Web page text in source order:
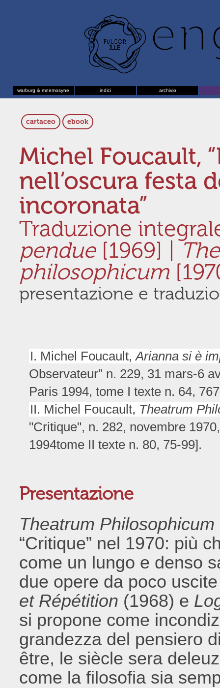
warburg & mnemosyne indici archivio
cartaceo ebook
Michel Foucault,
nell‘oscura festa
incoronata”
Traduzione
pendue[1969] |
philosophicum
presentazione e
I. Michel Foucault,Arianna si è
Observateur” n. 229, 31 mars-6
Paris 1994, tome I texte n. 64,
II. Michel Foucault, Theatrum
"Critique", n. 282, novembre
1994tome II texte n. 80, 75-99].
Presentazione
Theatrum Philosophicum
“Critique” nel 1970: più
come un lungo e denso
due opere da poco
et Répétition (1968) e
si propone come
grandezza del pensiero
être, le siècle sera
come la filosofia sia